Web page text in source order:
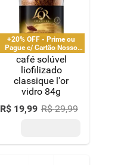
+20% OFF - Prime ou
Pague c/ Cartão Nosso
Pay
café solúvel
liofilizado
classique l'or
vidro 84g
R$ 19,99 R$ 29,99